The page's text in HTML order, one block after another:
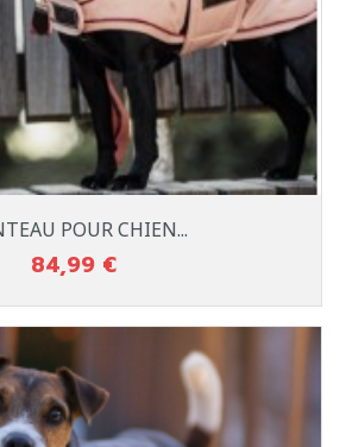
POUR CHIEN...
Prix
84,99 €